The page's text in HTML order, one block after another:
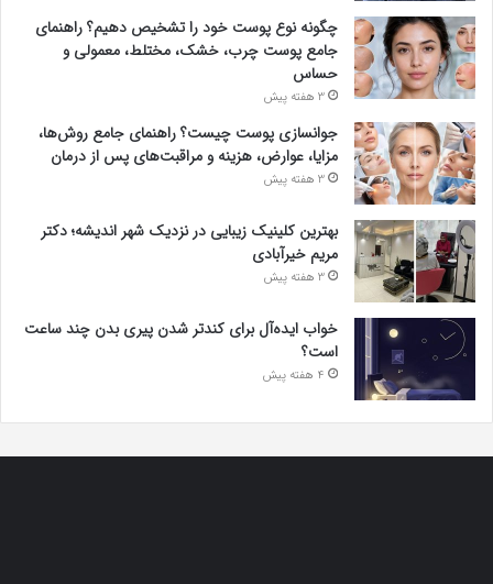
چگونه نوع پوست خود را تشخیص دهیم؟ راهنمای
جامع پوست چرب، خشک، مختلط، معمولی و
حساس
3 هفته پیش
جوانسازی پوست چیست؟ راهنمای جامع روش‌ها،
مزایا، عوارض، هزینه و مراقبت‌های پس از درمان
3 هفته پیش
بهترین کلینیک زیبایی در نزدیک شهر اندیشه؛ دکتر
مریم خیرآبادی
3 هفته پیش
خواب ایده‌آل برای کندتر شدن پیری بدن چند ساعت
است؟
4 هفته پیش